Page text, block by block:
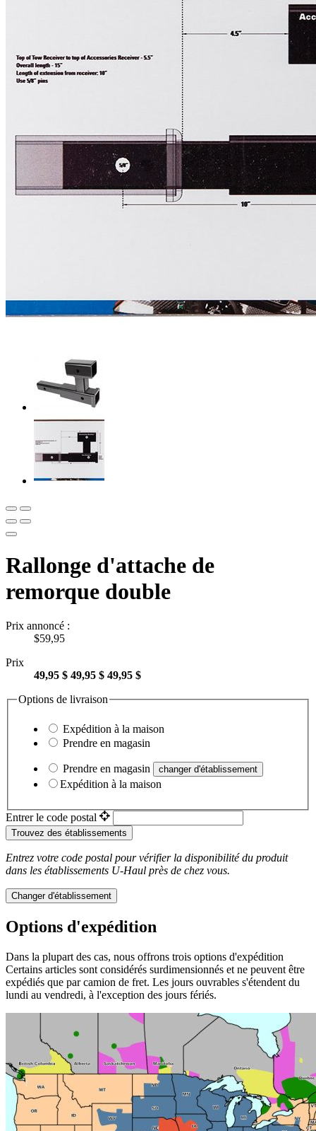
Rallonge d'attache de
remorque double
Prix annoncé :
$59,95
Prix
49,95 $ 49,95 $ 49,95 $
Options de livraison
Expédition à la maison
Prendre en magasin
Prendre en magasin changer d'établissement
Expédition à la maison
Entrer le code postal
Trouvez des établissements
Entrez votre code postal pour vérifier la disponibilité du produit
dans les établissements U-Haul près de chez vous.
Changer d'établissement
Options d'expédition
Dans la plupart des cas, nous offrons trois options d'expédition
Certains articles sont considérés surdimensionnés et ne peuvent être
expédiés que par camion de fret. Les jours ouvrables s'étendent du
lundi au vendredi, à l'exception des jours fériés.